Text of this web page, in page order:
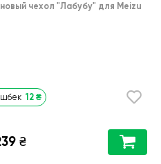
чехол "Лабубу" для Meizu
12 ₴
₴